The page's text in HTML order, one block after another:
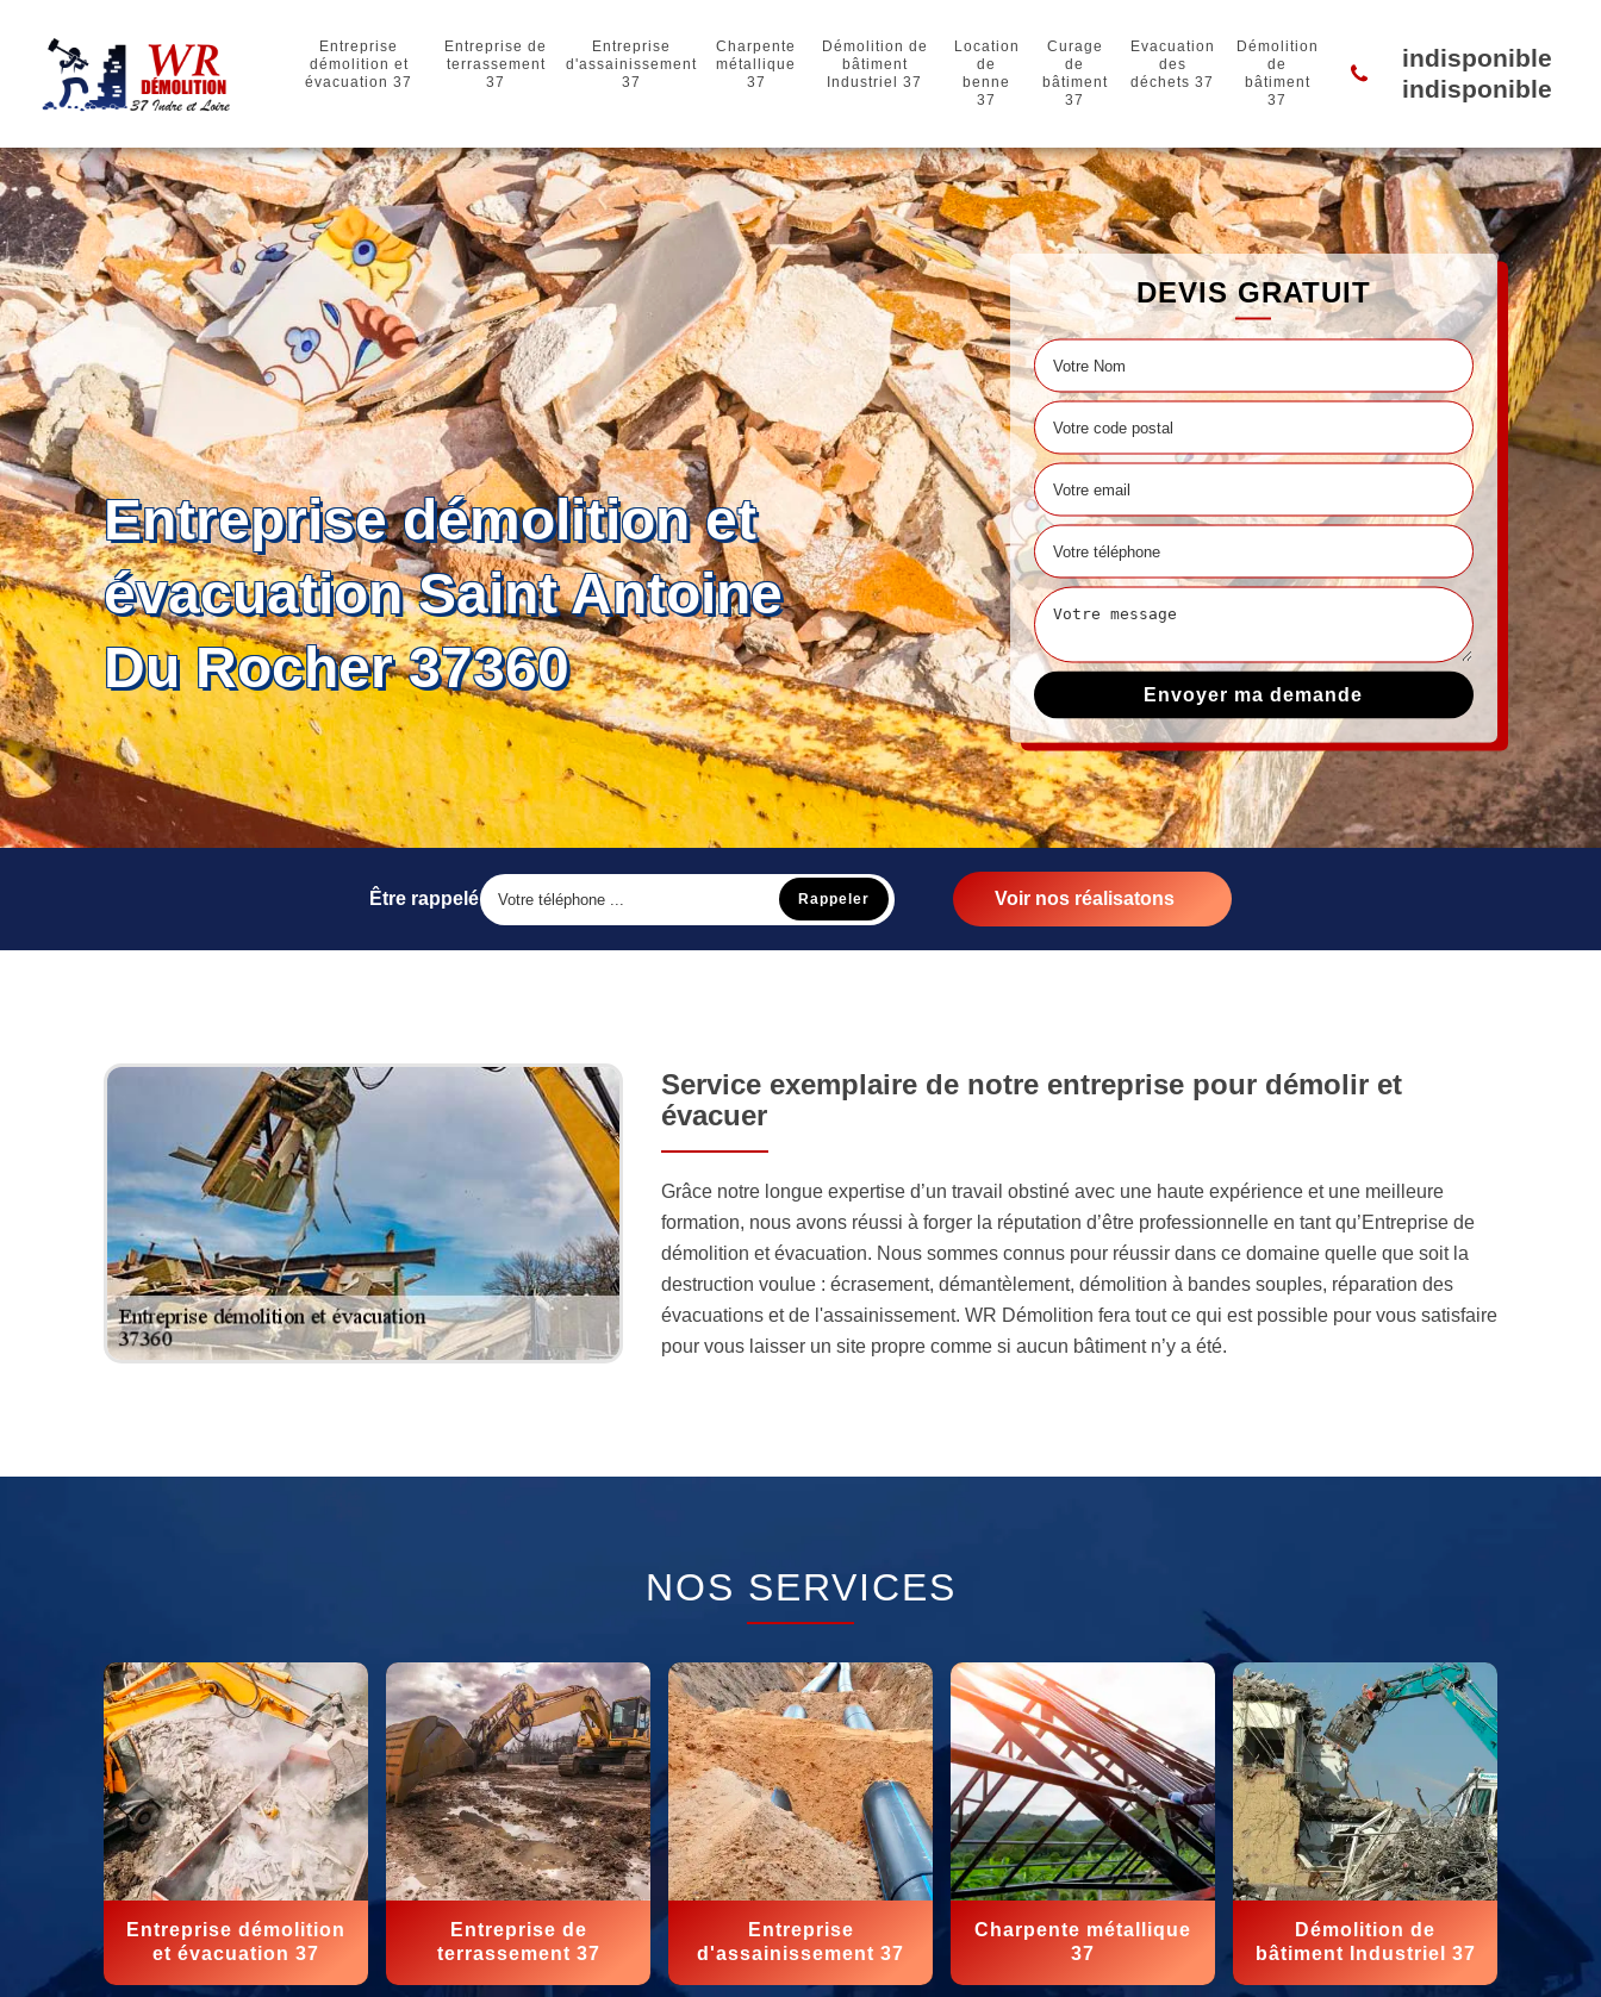
Entreprise
démolition et
évacuation 37
Entreprise de
terrassement
37
Entreprise
d'assainissement
37
Charpente
métallique
37
Démolition de
bâtiment
Industriel 37
Location
de
benne
37
Curage
de
bâtiment
37
Evacuation
des
déchets 37
Démolition
de
bâtiment
37
indisponible
indisponible
Entreprise démolition et
évacuation Saint Antoine
Du Rocher 37360
DEVIS GRATUIT
Être rappelé Voir nos réalisatons
Service exemplaire de notre entreprise pour démolir et
évacuer
Grâce notre longue expertise d’un travail obstiné avec une haute expérience et une meilleure
formation, nous avons réussi à forger la réputation d’être professionnelle en tant qu’Entreprise de
démolition et évacuation. Nous sommes connus pour réussir dans ce domaine quelle que soit la
destruction voulue : écrasement, démantèlement, démolition à bandes souples, réparation des
évacuations et de l'assainissement. WR Démolition fera tout ce qui est possible pour vous satisfaire
pour vous laisser un site propre comme si aucun bâtiment n’y a été.
NOS SERVICES
Entreprise démolition
et évacuation 37
Entreprise de
terrassement 37
Entreprise
d'assainissement 37
Charpente métallique
37
Démolition de
bâtiment Industriel 37